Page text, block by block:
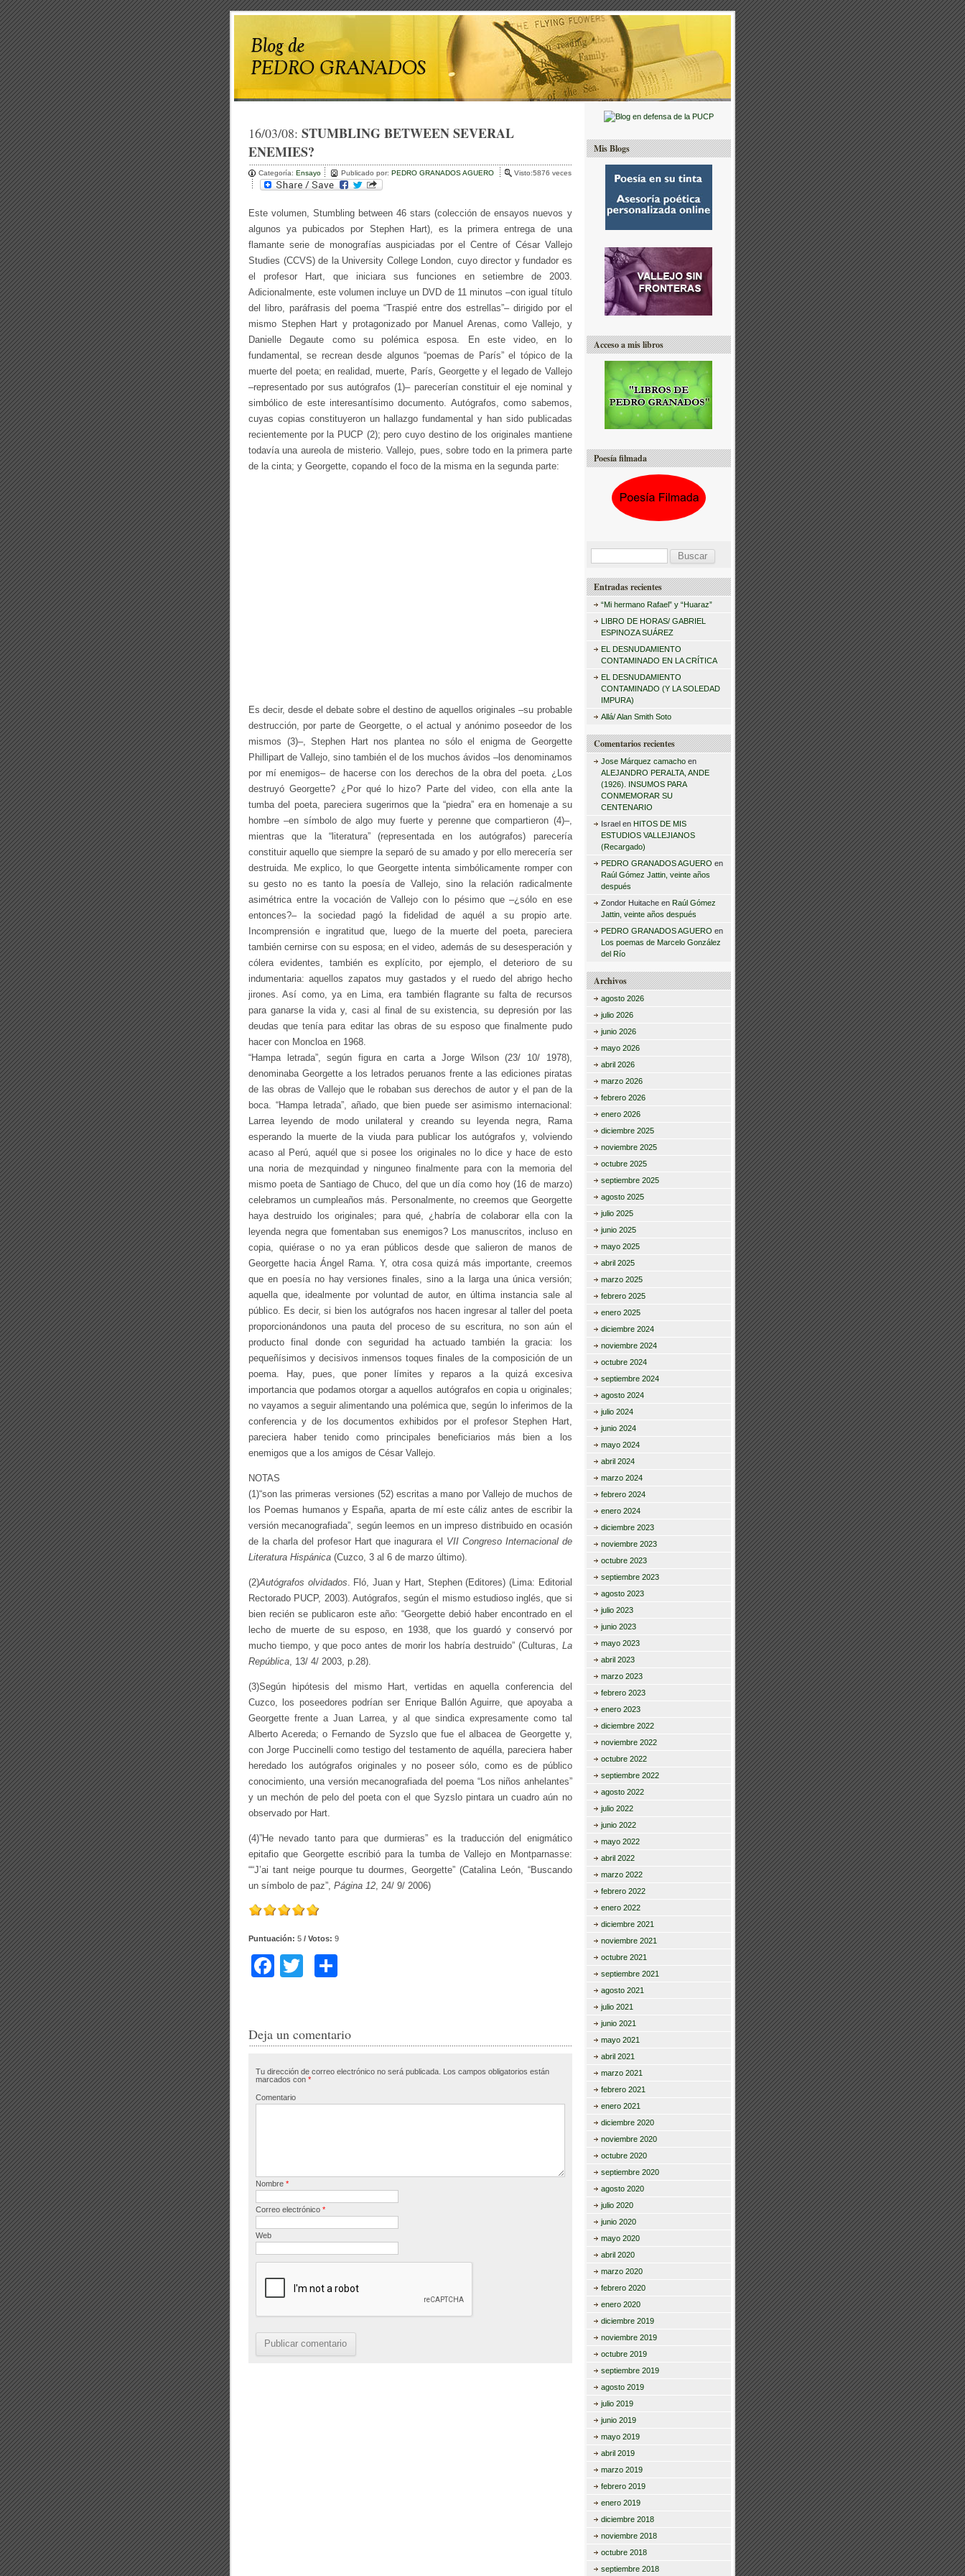
16/03/08: STUMBLING BETWEEN SEVERAL
ENEMIES?
Categoría: Ensayo Publicado por: PEDRO GRANADOS AGUERO Visto:5876 veces
Este volumen, Stumbling between 46 stars (colección de ensayos nuevos y
algunos ya pubicados por Stephen Hart), es la primera entrega de una
flamante serie de monografías auspiciadas por el Centre of César Vallejo
Studies (CCVS) de la University College London, cuyo director y fundador es
el profesor Hart, que iniciara sus funciones en setiembre de 2003.
Adicionalmente, este volumen incluye un DVD de 11 minutos –con igual título
del libro, paráfrasis del poema “Traspié entre dos estrellas”– dirigido por el
mismo Stephen Hart y protagonizado por Manuel Arenas, como Vallejo, y
Danielle Degaute como su polémica esposa. En este video, en lo
fundamental, se recrean desde algunos “poemas de París” el tópico de la
muerte del poeta; en realidad, muerte, París, Georgette y el legado de Vallejo
–representado por sus autógrafos (1)– parecerían constituir el eje nominal y
simbólico de este interesantísimo documento. Autógrafos, como sabemos,
cuyas copias constituyeron un hallazgo fundamental y han sido publicadas
recientemente por la PUCP (2); pero cuyo destino de los originales mantiene
todavía una aureola de misterio. Vallejo, pues, sobre todo en la primera parte
de la cinta; y Georgette, copando el foco de la misma en la segunda parte:
Es decir, desde el debate sobre el destino de aquellos originales –su probable
destrucción, por parte de Georgette, o el actual y anónimo poseedor de los
mismos (3)–, Stephen Hart nos plantea no sólo el enigma de Georgette
Phillipart de Vallejo, sino también el de los muchos ávidos –los denominamos
por mí enemigos– de hacerse con los derechos de la obra del poeta. ¿Los
destruyó Georgette? ¿Por qué lo hizo? Parte del video, con ella ante la
tumba del poeta, pareciera sugerirnos que la “piedra” era en homenaje a su
hombre –en símbolo de algo muy fuerte y perenne que compartieron (4)–,
mientras que la “literatura” (representada en los autógrafos) parecería
constituir aquello que siempre la separó de su amado y por ello merecería ser
destruida. Me explico, lo que Georgette intenta simbólicamente romper con
su gesto no es tanto la poesía de Vallejo, sino la relación radicalmente
asimétrica entre la vocación de Vallejo con lo pésimo que –¿sólo en ese
entonces?– la sociedad pagó la fidelidad de aquél a su propio arte.
Incomprensión e ingratitud que, luego de la muerte del poeta, pareciera
también cernirse con su esposa; en el video, además de su desesperación y
cólera evidentes, también es explícito, por ejemplo, el deterioro de su
indumentaria: aquellos zapatos muy gastados y el ruedo del abrigo hecho
jirones. Así como, ya en Lima, era también flagrante su falta de recursos
para ganarse la vida y, casi al final de su existencia, su depresión por las
deudas que tenía para editar las obras de su esposo que finalmente pudo
hacer con Moncloa en 1968.
“Hampa letrada”, según figura en carta a Jorge Wilson (23/ 10/ 1978),
denominaba Georgette a los letrados peruanos frente a las ediciones piratas
de las obras de Vallejo que le robaban sus derechos de autor y el pan de la
boca. “Hampa letrada”, añado, que bien puede ser asimismo internacional:
Larrea leyendo de modo unilateral y creando su leyenda negra, Rama
esperando la muerte de la viuda para publicar los autógrafos y, volviendo
acaso al Perú, aquél que si posee los originales no lo dice y hace de esto
una noria de mezquindad y ninguneo finalmente para con la memoria del
mismo poeta de Santiago de Chuco, del que un día como hoy (16 de marzo)
celebramos un cumpleaños más. Personalmente, no creemos que Georgette
haya destruido los originales; para qué, ¿habría de colaborar ella con la
leyenda negra que fomentaban sus enemigos? Los manuscritos, incluso en
copia, quiérase o no ya eran públicos desde que salieron de manos de
Georgette hacia Ángel Rama. Y, otra cosa quizá más importante, creemos
que en poesía no hay versiones finales, sino a la larga una única versión;
aquella que, idealmente por voluntad de autor, en última instancia sale al
público. Es decir, si bien los autógrafos nos hacen ingresar al taller del poeta
proporcionándonos una pauta del proceso de su escritura, no son aún el
producto final donde con seguridad ha actuado también la gracia: los
pequeñísimos y decisivos inmensos toques finales de la composición de un
poema. Hay, pues, que poner límites y reparos a la quizá excesiva
importancia que podamos otorgar a aquellos autógrafos en copia u originales;
no vayamos a seguir alimentando una polémica que, según lo inferimos de la
conferencia y de los documentos exhibidos por el profesor Stephen Hart,
pareciera haber tenido como principales beneficiarios más bien a los
enemigos que a los amigos de César Vallejo.
NOTAS
(1)“son las primeras versiones (52) escritas a mano por Vallejo de muchos de
los Poemas humanos y España, aparta de mí este cáliz antes de escribir la
versión mecanografiada”, según leemos en un impreso distribuido en ocasión
de la charla del profesor Hart que inagurara el VII Congreso Internacional de
Literatura Hispánica (Cuzco, 3 al 6 de marzo último).
(2)Autógrafos olvidados. Fló, Juan y Hart, Stephen (Editores) (Lima: Editorial
Rectorado PUCP, 2003). Autógrafos, según el mismo estudioso inglés, que si
bien recién se publicaron este año: “Georgette debió haber encontrado en el
lecho de muerte de su esposo, en 1938, que los guardó y conservó por
mucho tiempo, y que poco antes de morir los habría destruido” (Culturas, La
República, 13/ 4/ 2003, p.28).
(3)Según hipótesis del mismo Hart, vertidas en aquella conferencia del
Cuzco, los poseedores podrían ser Enrique Ballón Aguirre, que apoyaba a
Georgette frente a Juan Larrea, y al que sindica expresamente como tal
Alberto Acereda; o Fernando de Syzslo que fue el albacea de Georgette y,
con Jorge Puccinelli como testigo del testamento de aquélla, pareciera haber
heredado los autógrafos originales y no poseer sólo, como es de público
conocimiento, una versión mecanografiada del poema “Los niños anhelantes”
y un mechón de pelo del poeta con el que Syzslo pintara un cuadro aún no
observado por Hart.
(4)”He nevado tanto para que durmieras” es la traducción del enigmático
epitafio que Georgette escribió para la tumba de Vallejo en Montparnasse:
““J’ai tant neige pourque tu dourmes, Georgette” (Catalina León, “Buscando
un símbolo de paz”, Página 12, 24/ 9/ 2006)
Puntuación: 5 / Votos: 9
F
e
o
o
er p
tir
Deja un comentario
Tu dirección de correo electrónico no será publicada. Los campos obligatorios están
marcados con *
Comentario
Nombre *
Correo electrónico *
Web
Mis Blogs
Acceso a mis libros
Poesía filmada
s
r
Entradas recientes
“Mi hermano Rafael” y “Huaraz”
LIBRO DE HORAS/ GABRIEL
ESPINOZA SUÁREZ
EL DESNUDAMIENTO
CONTAMINADO EN LA CRÍTICA
EL DESNUDAMIENTO
CONTAMINADO (Y LA SOLEDAD
IMPURA)
Allá/ Alan Smith Soto
Comentarios recientes
Jose Márquez camachoen
ALEJANDRO PERALTA, ANDE
(1926). INSUMOS PARA
CONMEMORAR SU
CENTENARIO
Israelen HITOS DE MIS
ESTUDIOS VALLEJIANOS
(Recargado)
PEDRO GRANADOS AGUERO en
Raúl Gómez Jattin, veinte años
después
Zondor Huitacheen Raúl Gómez
Jattin, veinte años después
PEDRO GRANADOS AGUERO en
Los poemas de Marcelo González
del Río
Archivos
agosto 2026
julio 2026
junio 2026
mayo 2026
abril 2026
marzo 2026
febrero 2026
enero 2026
diciembre 2025
noviembre 2025
octubre 2025
septiembre 2025
agosto 2025
julio 2025
junio 2025
mayo 2025
abril 2025
marzo 2025
febrero 2025
enero 2025
diciembre 2024
noviembre 2024
octubre 2024
septiembre 2024
agosto 2024
julio 2024
junio 2024
mayo 2024
abril 2024
marzo 2024
febrero 2024
enero 2024
diciembre 2023
noviembre 2023
octubre 2023
septiembre 2023
agosto 2023
julio 2023
junio 2023
mayo 2023
abril 2023
marzo 2023
febrero 2023
enero 2023
diciembre 2022
noviembre 2022
octubre 2022
septiembre 2022
agosto 2022
julio 2022
junio 2022
mayo 2022
abril 2022
marzo 2022
febrero 2022
enero 2022
diciembre 2021
noviembre 2021
octubre 2021
septiembre 2021
agosto 2021
julio 2021
junio 2021
mayo 2021
abril 2021
marzo 2021
febrero 2021
enero 2021
diciembre 2020
noviembre 2020
octubre 2020
septiembre 2020
agosto 2020
julio 2020
junio 2020
mayo 2020
abril 2020
marzo 2020
febrero 2020
enero 2020
diciembre 2019
noviembre 2019
octubre 2019
septiembre 2019
agosto 2019
julio 2019
junio 2019
mayo 2019
abril 2019
marzo 2019
febrero 2019
enero 2019
diciembre 2018
noviembre 2018
octubre 2018
septiembre 2018